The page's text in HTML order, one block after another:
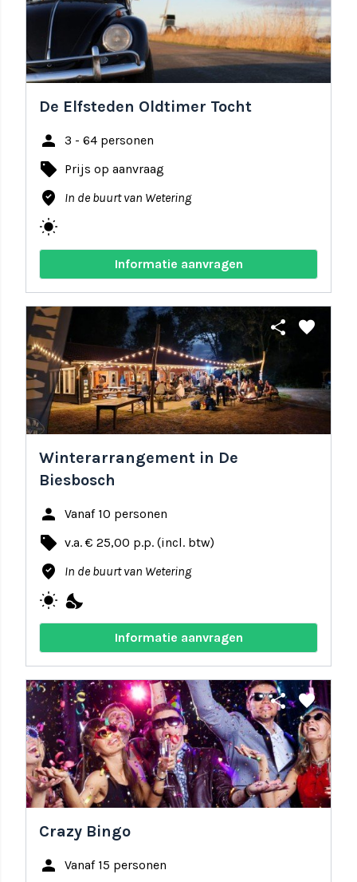
De Elfsteden Oldtimer Tocht
person 3 - 64 personen
local_offer Prijs op aanvraag
where_to_vote In de buurt van Wetering
wb_sunny
Informatie aanvragen
share favorite
Winterarrangement in De
Biesbosch
person Vanaf 10 personen
local_offer v.a. € 25,00 p.p. (incl. btw)
where_to_vote In de buurt van Wetering
wb_sunny nights_stay
Informatie aanvragen
share favorite
Crazy Bingo
person Vanaf 15 personen